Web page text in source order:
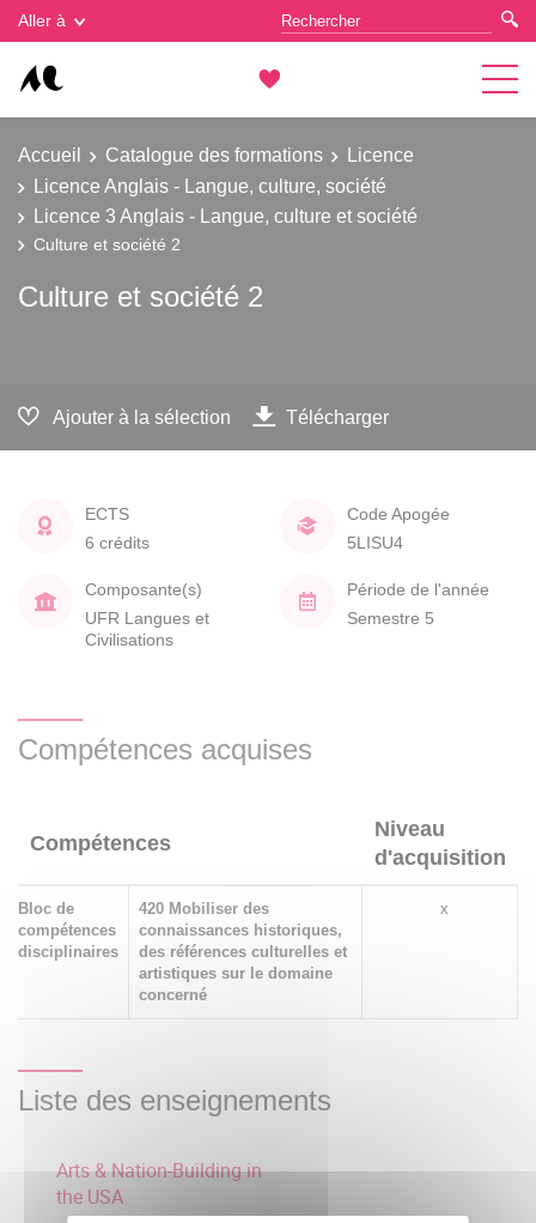
Aller à
Accueil Catalogue des formations
Licence
Licence Anglais - Langue, culture, société
Licence 3 Anglais - Langue, culture et société
Culture et société 2
Culture et société 2
Ajouter à la sélection Télécharger
ECTS
6 crédits
Code Apogée
5LISU4
Composante(s)
UFR Langues et
Civilisations
Période de l'année
Semestre 5
Compétences acquises
Compétences
Niveau
d'acquisition
Bloc de
compétences
disciplinaires
420 Mobiliser des
connaissances historiques,
des références culturelles et
artistiques sur le domaine
concerné
x
Liste des enseignements
Arts & Nation-Building in
the USA
Gestion des cookies